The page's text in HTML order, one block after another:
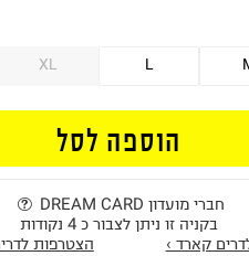
L
XL
הוספה לסל
חברי מועדון DREAM CARD
בקניה זו ניתן לצבור כ 4 נקודות
קארד ›
הצטרפות